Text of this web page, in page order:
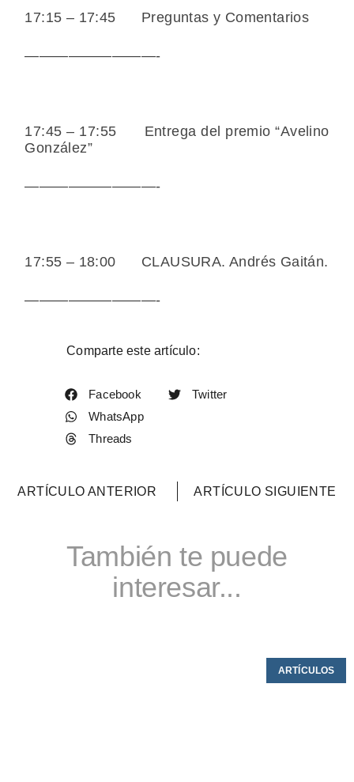
17:15 – 17:45 Preguntas y Comentarios
—————————-
17:45 – 17:55 Entrega del premio “Avelino
González”
—————————-
17:55 – 18:00 CLAUSURA. Andrés Gaitán.
—————————-
Comparte este artículo:
Facebook
Twitter
WhatsApp
Threads
ARTÍCULO ANTERIOR ARTÍCULO SIGUIENTE
También te puede
interesar...
ARTÍCULOS